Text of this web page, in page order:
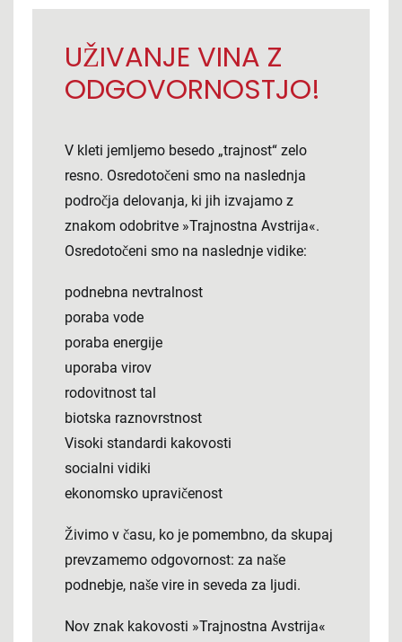
UŽIVANJE VINA Z
ODGOVORNOSTJO!
V kleti jemljemo besedo „trajnost“ zelo
resno. Osredotočeni smo na naslednja
področja delovanja, ki jih izvajamo z
znakom odobritve »Trajnostna Avstrija«.
Osredotočeni smo na naslednje vidike:
podnebna nevtralnost
poraba vode
poraba energije
uporaba virov
rodovitnost tal
biotska raznovrstnost
Visoki standardi kakovosti
socialni vidiki
ekonomsko upravičenost
Živimo v času, ko je pomembno, da skupaj
prevzamemo odgovornost: za naše
podnebje, naše vire in seveda za ljudi.
Nov znak kakovosti »Trajnostna Avstrija«